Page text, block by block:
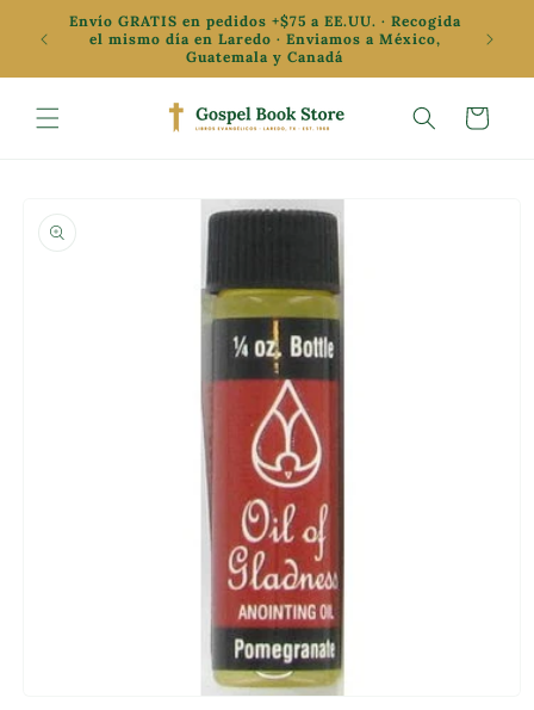
directamente
al contenido
Envío GRATIS en pedidos +$75 a EE.UU. · Recogida
el mismo día en Laredo · Enviamos a México,
Guatemala y Canadá
✦
Carrito
información